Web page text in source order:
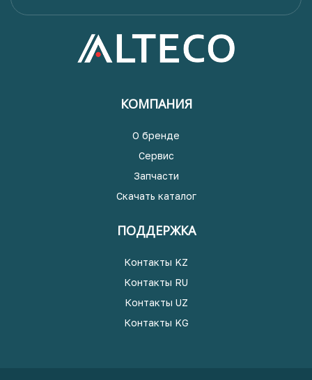
КОМПАНИЯ
О бренде
Сервис
Запчасти
Скачать каталог
ПОДДЕРЖКА
Контакты KZ
Контакты RU
Контакты UZ
Контакты KG